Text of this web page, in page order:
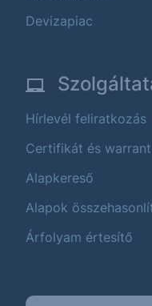
Devizapiac
Hírlevél feliratkozás
Certifikát és
Alapkereső
Alapok
Árfolyam értesítő